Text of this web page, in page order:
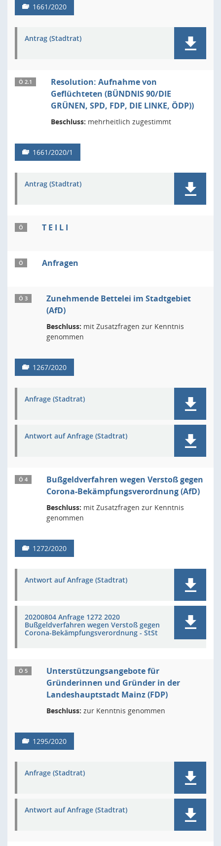
1661/2020
Antrag (Stadtrat)
Ö 2.1
Resolution: Aufnahme von
Geflüchteten (BÜNDNIS 90/DIE
GRÜNEN, SPD, FDP, DIE LINKE, ÖDP))
Beschluss: mehrheitlich zugestimmt
1661/2020/1
Antrag (Stadtrat)
Ö T E I L I
Ö Anfragen
Ö 3
Zunehmende Bettelei im Stadtgebiet
(AfD)
Beschluss: mit Zusatzfragen zur Kenntnis
genommen
1267/2020
Anfrage (Stadtrat)
Antwort auf Anfrage (Stadtrat)
Ö 4
Bußgeldverfahren wegen Verstoß gegen
Corona-Bekämpfungsverordnung (AfD)
Beschluss: mit Zusatzfragen zur Kenntnis
genommen
1272/2020
Antwort auf Anfrage (Stadtrat)
20200804 Anfrage 1272 2020
Bußgeldverfahren wegen Verstoß gegen
Corona-Bekämpfungsverordnung - StSt
Ö 5
Unterstützungsangebote für
Gründerinnen und Gründer in der
Landeshauptstadt Mainz (FDP)
Beschluss: zur Kenntnis genommen
1295/2020
Anfrage (Stadtrat)
Antwort auf Anfrage (Stadtrat)